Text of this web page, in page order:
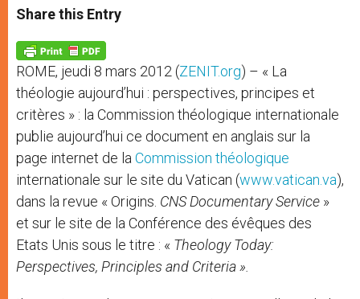
t
s
p
p
s
e
g
e
r
e
b
o
k
Share this Entry
ROME, jeudi 8 mars 2012 (ZENIT.org) – « La
théologie aujourd’hui : perspectives, principes et
critères » : la Commission théologique internationale
publie aujourd’hui ce document en anglais sur la
page internet de la Commission théologique
internationale sur le site du Vatican (www.vatican.va),
dans la revue « Origins. CNS Documentary Service »
et sur le site de la Conférence des évêques des
Etats Unis sous le titre : « Theology Today:
Perspectives, Principles and Criteria ».